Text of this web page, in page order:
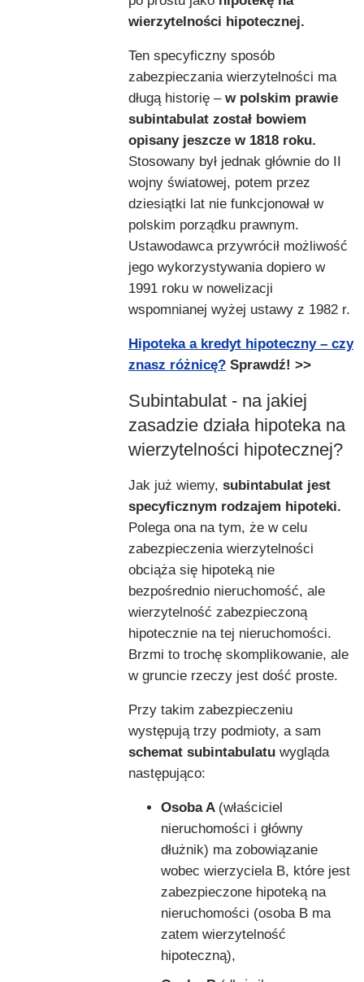
wierzytelności hipotecznej.
Ten specyficzny sposób
zabezpieczania wierzytelności ma
długą historię – w polskim prawie
subintabulat został bowiem
opisany jeszcze w 1818 roku.
Stosowany był jednak głównie do II
wojny światowej, potem przez
dziesiątki lat nie funkcjonował w
polskim porządku prawnym.
Ustawodawca przywrócił możliwość
jego wykorzystywania dopiero w
1991 roku w nowelizacji
wspomnianej wyżej ustawy z 1982 r.
Hipoteka a kredyt hipoteczny – czy
znasz różnicę? Sprawdź! >>
Subintabulat - na jakiej
zasadzie działa hipoteka na
wierzytelności hipotecznej?
Jak już wiemy, subintabulat jest
specyficznym rodzajem hipoteki.
Polega ona na tym, że w celu
zabezpieczenia wierzytelności
obciąża się hipoteką nie
bezpośrednio nieruchomość, ale
wierzytelność zabezpieczoną
hipotecznie na tej nieruchomości.
Brzmi to trochę skomplikowanie, ale
w gruncie rzeczy jest dość proste.
Przy takim zabezpieczeniu
występują trzy podmioty, a sam
schemat subintabulatu wygląda
następująco:
Osoba A (właściciel
nieruchomości i główny
dłużnik) ma zobowiązanie
wobec wierzyciela B, które jest
zabezpieczone hipoteką na
nieruchomości (osoba B ma
zatem wierzytelność
hipoteczną),